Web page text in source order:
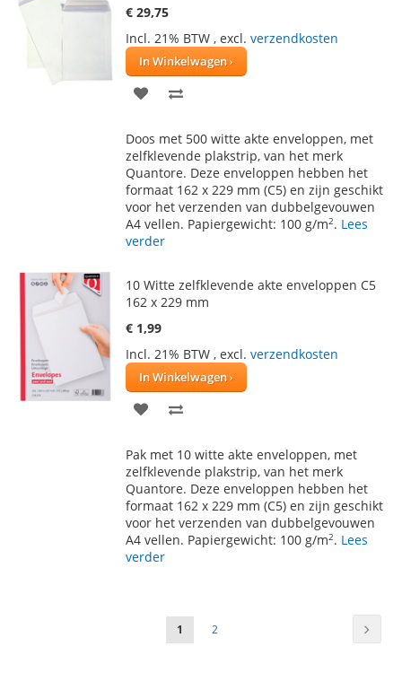
€ 29,75
Incl. 21% BTW , excl. verzendkosten
In Winkelwagen
VOEG
AAN
VERLANGLIJST
TE
VERGELIJKEN
Doos met 500 witte akte enveloppen, met
zelfklevende plakstrip, van het merk
Quantore. Deze enveloppen hebben het
formaat 162 x 229 mm (C5) en zijn geschikt
voor het verzenden van dubbelgevouwen
A4 vellen. Papiergewicht: 100 g/m2. Lees
verder
10 Witte zelfklevende akte enveloppen C5
162 x 229 mm
€ 1,99
Incl. 21% BTW , excl. verzendkosten
In Winkelwagen
VOEG
AAN
VERLANGLIJST
TE
VERGELIJKEN
Pak met 10 witte akte enveloppen, met
zelfklevende plakstrip, van het merk
Quantore. Deze enveloppen hebben het
formaat 162 x 229 mm (C5) en zijn geschikt
voor het verzenden van dubbelgevouwen
A4 vellen. Papiergewicht: 100 g/m2. Lees
verder
Pagina
U1 Pagina
2